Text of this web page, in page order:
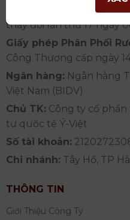
Phố Hà Nội cấp lần đầu
thay đổi lần thứ 17 ngày
Giấy phép Phân Phối
Công Thương cấp ngày
Ngân hàng: Ngân hàng
Việt Nam (BIDV)
Chủ TK: Công ty cổ
tư quốc tế Ý-Việt
Số tài khoản:
Chi nhánh: Tây Hồ, TP
THÔNG TIN
Giới Thiệu Công Ty